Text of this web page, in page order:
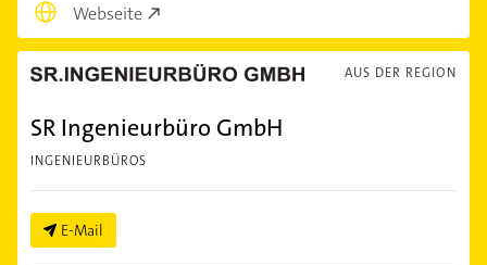
Webseite
AUS DER REGION
SR Ingenieurbüro GmbH
INGENIEURBÜROS
E-Mail